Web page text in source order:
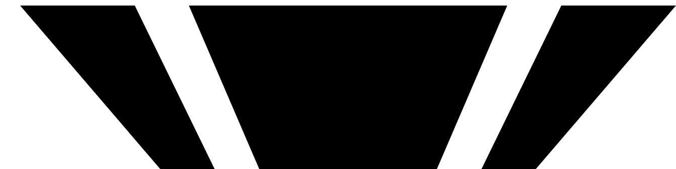
এলআইসি-র ৩১,৫০০ কোটি টাকার শেয়ার বিক্রি